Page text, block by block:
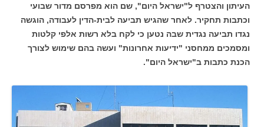
העיתון והצטרף ל"ישראל היום", שם הוא מפרסם מדור שבועי
וכתבות תחקיר. לאחר שהגיש תביעה לבית-הדין לעבודה, הוגשה
נגדו תביעה נגדית שבה נטען כי לקח בלא רשות אלפי קלטות
ומסמכים ממחסני "ידיעות אחרונות" ועשה בהם שימוש לצורך
הכנת כתבות ב"ישראל היום".